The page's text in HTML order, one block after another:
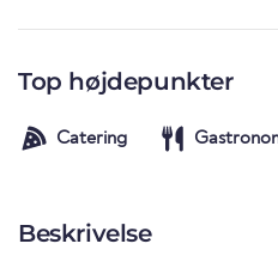
Top højdepunkter
Catering
Beskrivelse